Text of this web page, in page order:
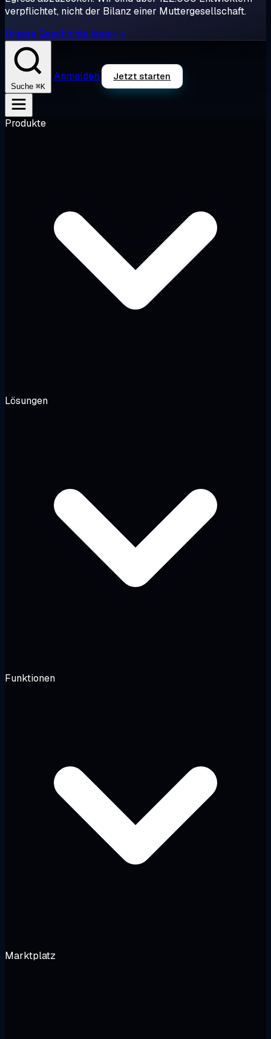
verpflichtet, nicht der Bilanz einer Muttergesellschaft.
Unsere Geschichte lesen →
Suche ⌘K
Anmelden Jetzt starten
Produkte
Lösungen
Funktionen
Marktplatz